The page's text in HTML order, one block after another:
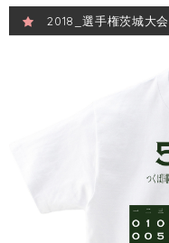
2018_選手権茨城大